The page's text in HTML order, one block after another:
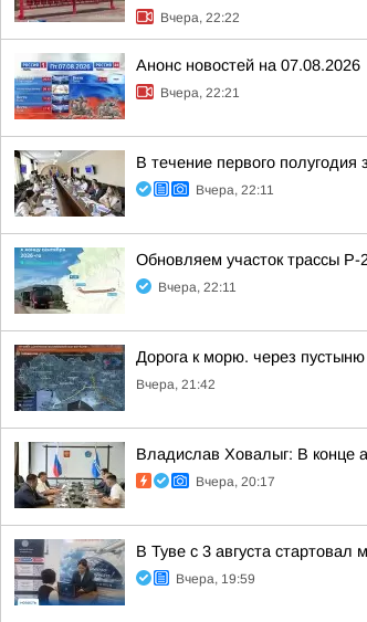
Вчера, 22:22
Анонс новостей на 07.08.2026
Вчера, 22:21
В течение первого
Вчера, 22:11
Обновляем участок трассы Р-
Вчера, 22:11
Дорога к морю. через
Вчера, 21:42
Владислав Ховалыг: В конце
Вчера, 20:17
В Туве с 3 августа
Вчера, 19:59